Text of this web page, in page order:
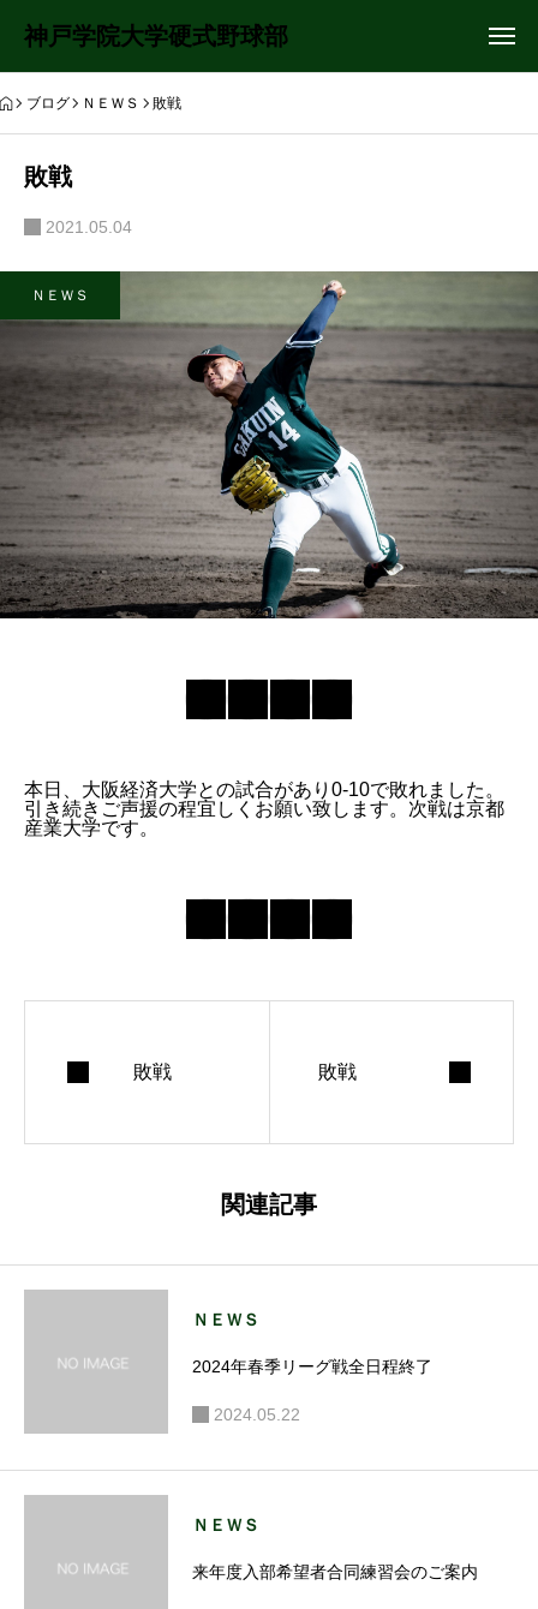
神戸学院大学硬式野球部
ブログ ＮＥＷＳ 敗戦
敗戦
2021.05.04
ＮＥＷＳ
本日、大阪経済大学との試合があり0-10で敗れました。
引き続きご声援の程宜しくお願い致します。次戦は京都
産業大学です。
敗戦 敗戦
関連記事
ＮＥＷＳ
2024年春季リーグ戦全日程終了
2024.05.22
ＮＥＷＳ
来年度入部希望者合同練習会のご案内